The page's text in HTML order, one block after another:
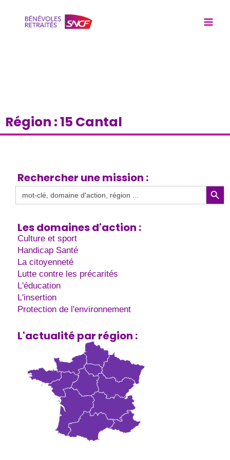
Région : 15 Cantal
Rechercher une mission :
Search
for:
Search
Les domaines d'action :
Culture et sport
Handicap Santé
La citoyenneté
Lutte contre les précarités
L'éducation
L'insertion
Protection de l'environnement
L'actualité par région :